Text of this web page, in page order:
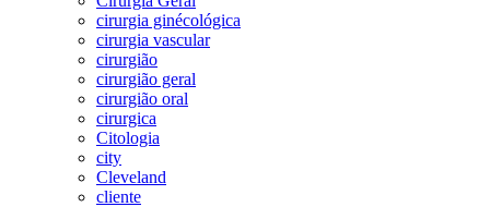
cirurgia ginécológica
cirurgia vascular
cirurgião
cirurgião geral
cirurgião oral
cirurgica
Citologia
city
Cleveland
cliente